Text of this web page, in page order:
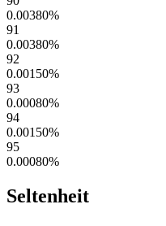
0.00380%
91
0.00380%
92
0.00150%
93
0.00080%
94
0.00150%
95
0.00080%
Seltenheit